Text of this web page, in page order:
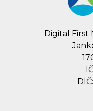
Digital First